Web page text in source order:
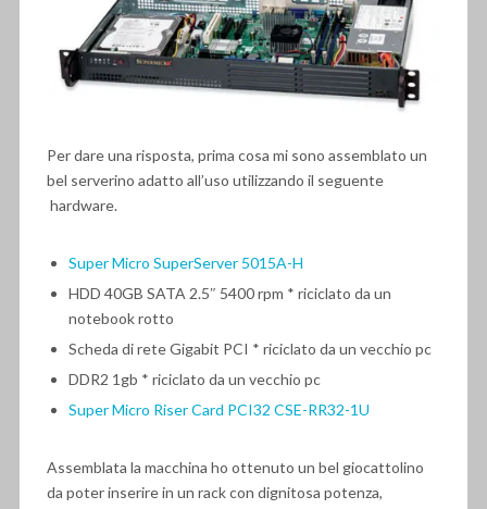
Per dare una risposta, prima cosa mi sono assemblato un
bel serverino adatto all’uso utilizzando il seguente
hardware.
Super Micro SuperServer 5015A-H
HDD 40GB SATA 2.5″ 5400 rpm * riciclato da un
notebook rotto
Scheda di rete Gigabit PCI * riciclato da un vecchio pc
DDR2 1gb * riciclato da un vecchio pc
Super Micro Riser Card PCI32 CSE-RR32-1U
Assemblata la macchina ho ottenuto un bel giocattolino
da poter inserire in un rack con dignitosa potenza,